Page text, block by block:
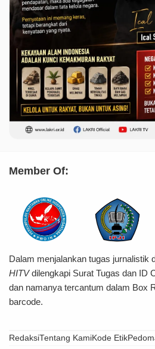
Member Of:
Dalam menjalankan tugas jurnalistik
HITVdilengkapi Surat Tugas dan ID
dan namanya tercantum dalam Box
barcode.
RedaksiTentang KamiKode Etik